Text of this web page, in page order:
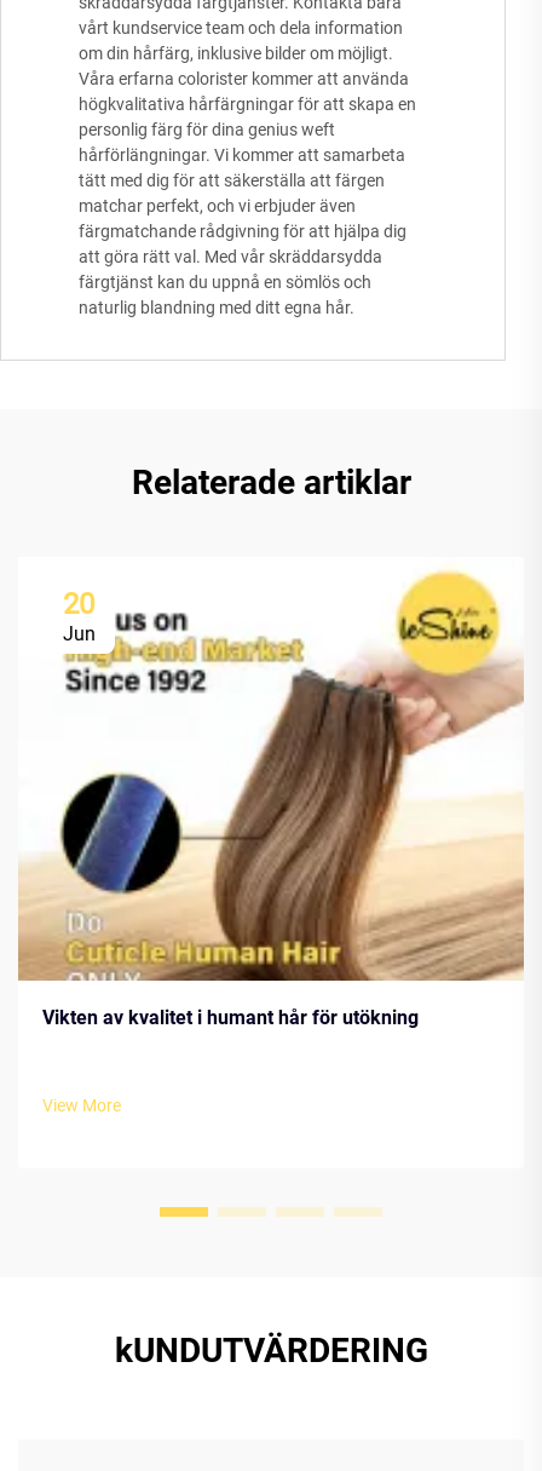
vårt kundservice team och dela information
om din hårfärg, inklusive bilder om möjligt.
Våra erfarna colorister kommer att använda
högkvalitativa hårfärgningar för att skapa en
personlig färg för dina genius weft
hårförlängningar. Vi kommer att samarbeta
tätt med dig för att säkerställa att färgen
matchar perfekt, och vi erbjuder även
färgmatchande rådgivning för att hjälpa dig
att göra rätt val. Med vår skräddarsydda
färgtjänst kan du uppnå en sömlös och
naturlig blandning med ditt egna hår.
Relaterade artiklar
20
Jun
Vikten av kvalitet i humant hår för utökning
View More
kUNDUTVÄRDERING